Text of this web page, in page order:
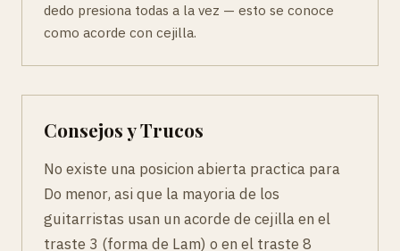
dedo presiona todas a la vez — esto se conoce
como acorde con cejilla.
Consejos y Trucos
No existe una posicion abierta practica para
Do menor, asi que la mayoria de los
guitarristas usan un acorde de cejilla en el
traste 3 (forma de Lam) o en el traste 8